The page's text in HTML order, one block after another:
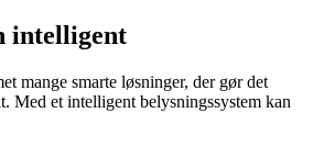
intelligent
mange smarte løsninger, der gør det
Med et intelligent belysningssystem kan